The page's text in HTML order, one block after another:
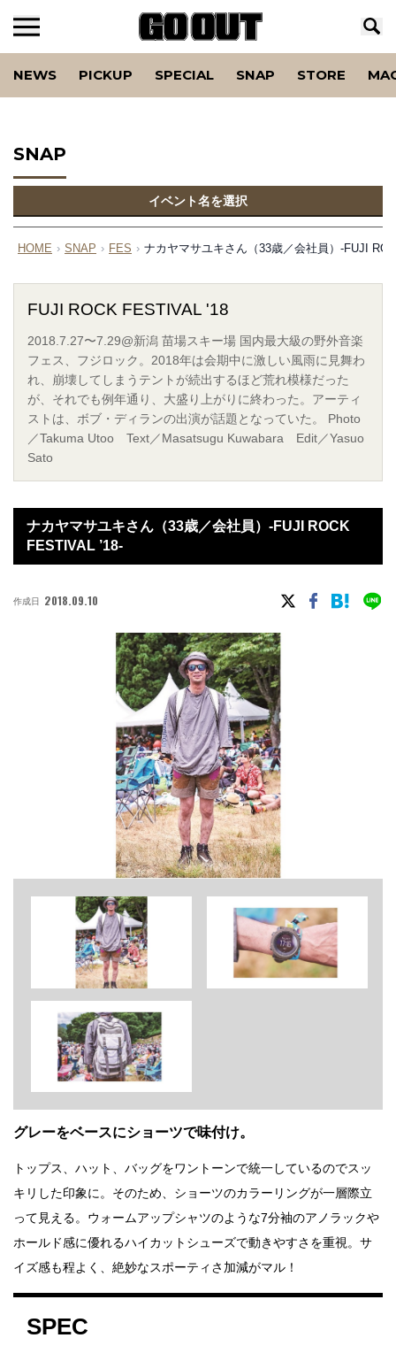
NEWS PICKUP SPECIAL SNAP STORE
SNAP
イベント名を選択
HOME › SNAP › FES › ナカヤマサユキさん（33歳／会社員）-FUJI
FUJI ROCK FESTIVAL '18
2018.7.27〜7.29@新潟 苗場スキー場 国内最大級の野外音楽
フェス、フジロック。2018年は会期中に激しい風雨に見舞わ
れ、崩壊してしまうテントが続出するほど荒れ模様だった
が、それでも例年通り、大盛り上がりに終わった。アーティ
ストは、ボブ・ディランの出演が話題となっていた。 Photo
／Takuma Utoo Text／Masatsugu Kuwabara Edit／Yasuo
Sato
ナカヤマサユキさん（33歳／会社員）-FUJI ROCK
FESTIVAL ’18-
作成日 2018.09.10
グレーをベースにショーツで味付け。
トップス、ハット、バッグをワントーンで統一しているのでスッ
キリした印象に。そのため、ショーツのカラーリングが一層際立
って見える。ウォームアップシャツのような7分袖のアノラックや
ホールド感に優れるハイカットシューズで動きやすさを重視。サ
イズ感も程よく、絶妙なスポーティさ加減がマル！
SPEC